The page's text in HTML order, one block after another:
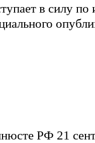
в силу по
РФ 21